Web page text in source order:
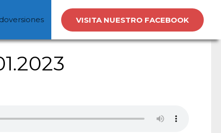
VISITA NUESTRO FACEBOOK